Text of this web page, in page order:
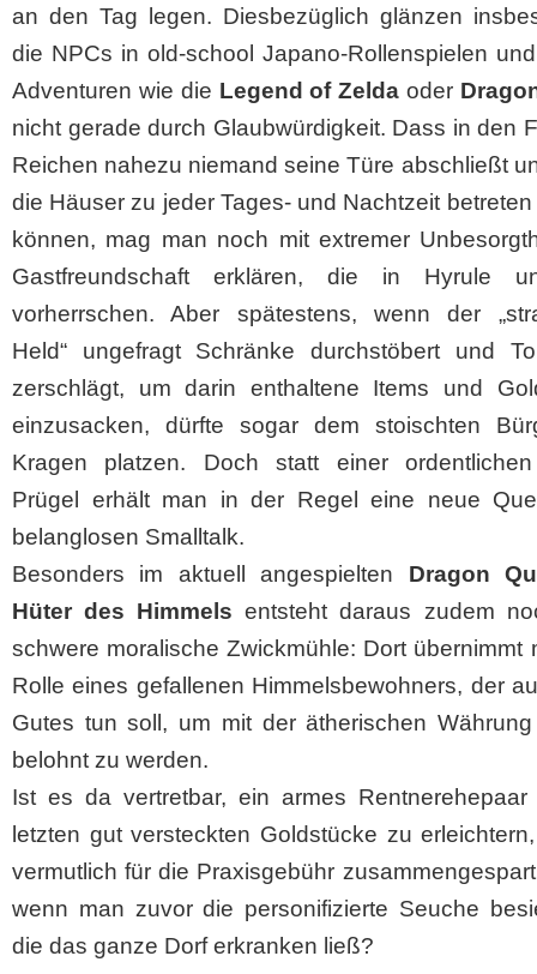
an den Tag legen. Diesbezüglich glänzen
die NPCs in old-school Japano-Rollenspielen
Adventuren wie die Legend of Zelda oder
nicht gerade durch Glaubwürdigkeit. Dass in den
Reichen nahezu niemand seine Türe abschließt
die Häuser zu jeder Tages- und Nachtzeit
können, mag man noch mit extremer
Gastfreundschaft erklären, die in Hyrule
vorherrschen. Aber spätestens, wenn der
Held“ ungefragt Schränke durchstöbert und
zerschlägt, um darin enthaltene Items und
einzusacken, dürfte sogar dem stoischten
Kragen platzen. Doch statt einer
Prügel erhält man in der Regel eine neue
belanglosen Smalltalk.
Besonders im aktuell angespielten Dragon
Hüter des Himmels entsteht daraus zudem
schwere moralische Zwickmühle: Dort übernimmt
Rolle eines gefallenen Himmelsbewohners, der
Gutes tun soll, um mit der ätherischen
belohnt zu werden.
Ist es da vertretbar, ein armes
letzten gut versteckten Goldstücke zu
vermutlich für die Praxisgebühr
wenn man zuvor die personifizierte Seuche
die das ganze Dorf erkranken ließ?